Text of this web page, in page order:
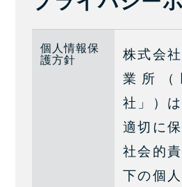
個人情報保
護方針
株式会
業所（
社」）
適切に
社会的
下の個